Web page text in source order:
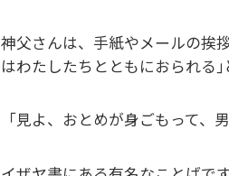
神父さんは、手紙やメールの挨
はわたしたちとともにおられる
「見よ、おとめが身ごもって、